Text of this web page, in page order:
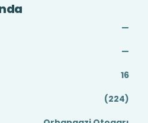
—
—
16
(224)